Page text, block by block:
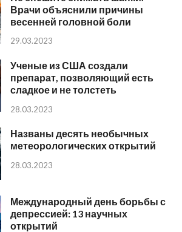
Врачи объяснили причины
весенней головной боли
29.03.2023
Ученые из США создали
препарат, позволяющий есть
сладкое и не толстеть
28.03.2023
Названы десять необычных
метеорологических открытий
28.03.2023
Международный день борьбы с
депрессией: 13 научных
открытий